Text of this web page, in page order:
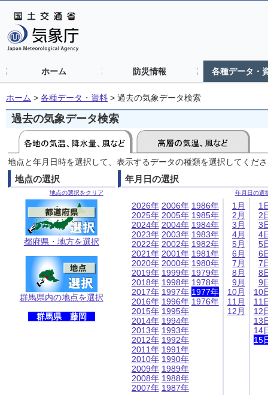
ホーム 防災情報 各種データ・
ホーム > 各種データ・資料 > 過去の気象データ検索
過去の気象データ検索
地点と年月日時を選択して、表示するデータの種類を選択してくだ
地点の選択
地点の選択をクリア
都府県・地方を選択
群馬県内の地点を選択
群馬県 藤岡
年月日の選択
年月日の選
2026年
2025年
2024年
2023年
2022年
2021年
2020年
2019年
2018年
2017年
2016年
2015年
2014年
2013年
2012年
2011年
2010年
2009年
2008年
2007年
2006年
2005年
2004年
2003年
2002年
2001年
2000年
1999年
1998年
1997年
1996年
1995年
1994年
1993年
1992年
1991年
1990年
1989年
1988年
1987年
1986年
1985年
1984年
1983年
1982年
1981年
1980年
1979年
1978年
1977年
1976年
1月
2月
3月
4月
5月
6月
7月
8月
9月
10月
11月
12月
1
2
3
4
5
6
7
8
9
10
11
12
13
14
15